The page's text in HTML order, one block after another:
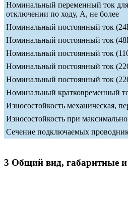
Номинальный переменный ток для
отключении по ходу, А, не более
Номинальный постоянный ток
Номинальный постоянный ток
Номинальный постоянный ток
Номинальный постоянный ток
Номинальный постоянный ток
Номинальный кратковременный
Износостойкость механическая,
Износостойкость при
Сечение подключаемых
3 Общий вид, габаритные и